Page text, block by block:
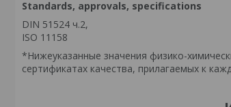
Standards, approvals, specifications
DIN 51524 ч.2,
ISO 11158
*Нижеуказанные значения физико-
сертификатах качества, прилагаемых к